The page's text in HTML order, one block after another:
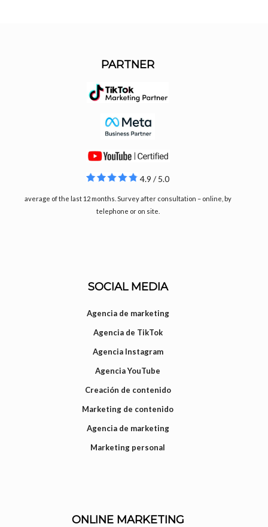
PARTNER
4.9 / 5.0
average of the last 12 months. Survey after consultation – online, by
telephone or on site.
SOCIAL MEDIA
Agencia de marketing
Agencia de TikTok
Agencia Instagram
Agencia YouTube
Creación de contenido
Marketing de contenido
Agencia de marketing
Marketing personal
ONLINE MARKETING